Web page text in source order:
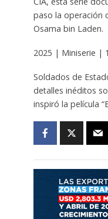
paso la operación
Osama bin Laden.
2025 | Miniserie |
Soldados de
detalles inéditos
inspiró la película